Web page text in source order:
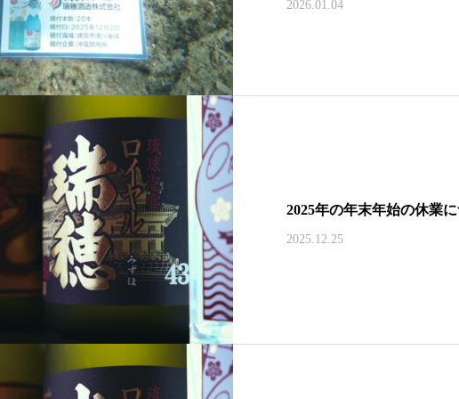
2026.01.04
2025年の年末年始の休業
2025.12.25